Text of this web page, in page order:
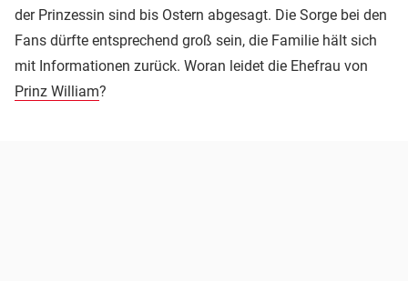
der Prinzessin sind bis Ostern abgesagt. Die Sorge bei den
Fans dürfte entsprechend groß sein, die Familie hält sich
mit Informationen zurück. Woran leidet die Ehefrau von
Prinz William?